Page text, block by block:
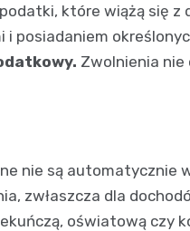
które wiążą się z
posiadaniem
Zwolnienia
nie są automatycznie
zwłaszcza dla
oświatową czy